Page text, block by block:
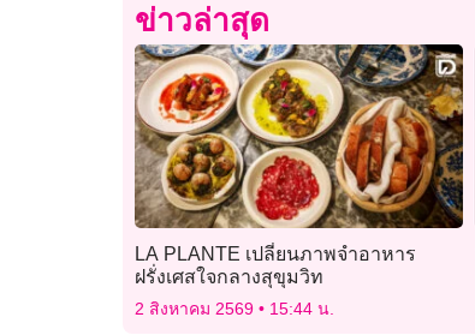
ข่าวล่าสุด
LA PLANTE เปลี่ยนภาพจำอาหาร
ฝรั่งเศสใจกลางสุขุมวิท
2 สิงหาคม 2569 15:44 น.